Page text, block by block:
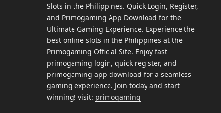
Slots in the Philippines. Quick Login, Register,
and Primogaming App Download for the
Ultimate Gaming Experience. Experience the
best online slots in the Philippines at the
Primogaming Official Site. Enjoy fast
primogaming login, quick register, and
primogaming app download for a seamless
gaming experience. Join today and start
winning! visit: primogaming